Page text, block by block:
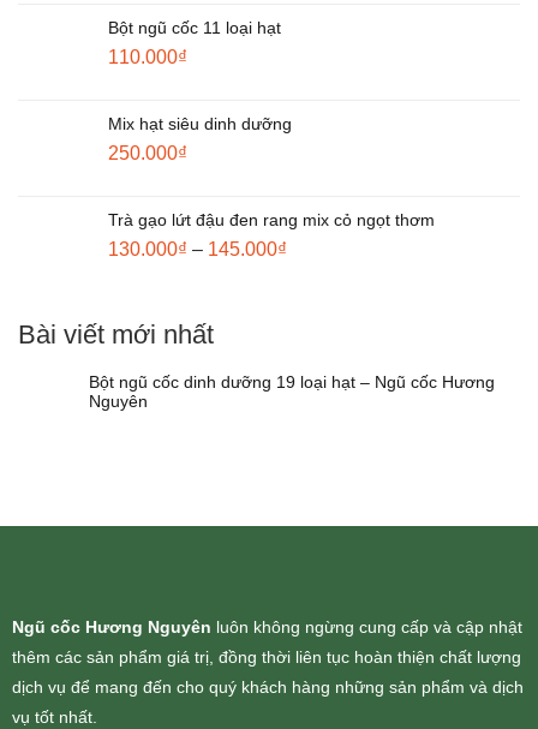
Bột ngũ cốc 11 loại hạt
110.000₫
Mix hạt siêu dinh dưỡng
250.000₫
Trà gạo lứt đậu đen rang mix cỏ ngọt thơm
130.000₫ – 145.000₫
Bài viết mới nhất
Bột ngũ cốc dinh dưỡng 19 loại hạt – Ngũ cốc Hương
Nguyên
Ngũ cốc Hương Nguyên luôn không ngừng cung cấp và cập nhật
thêm các sản phẩm giá trị, đồng thời liên tục hoàn thiện chất lượng
dịch vụ để mang đến cho quý khách hàng những sản phẩm và dịch
vụ tốt nhất.